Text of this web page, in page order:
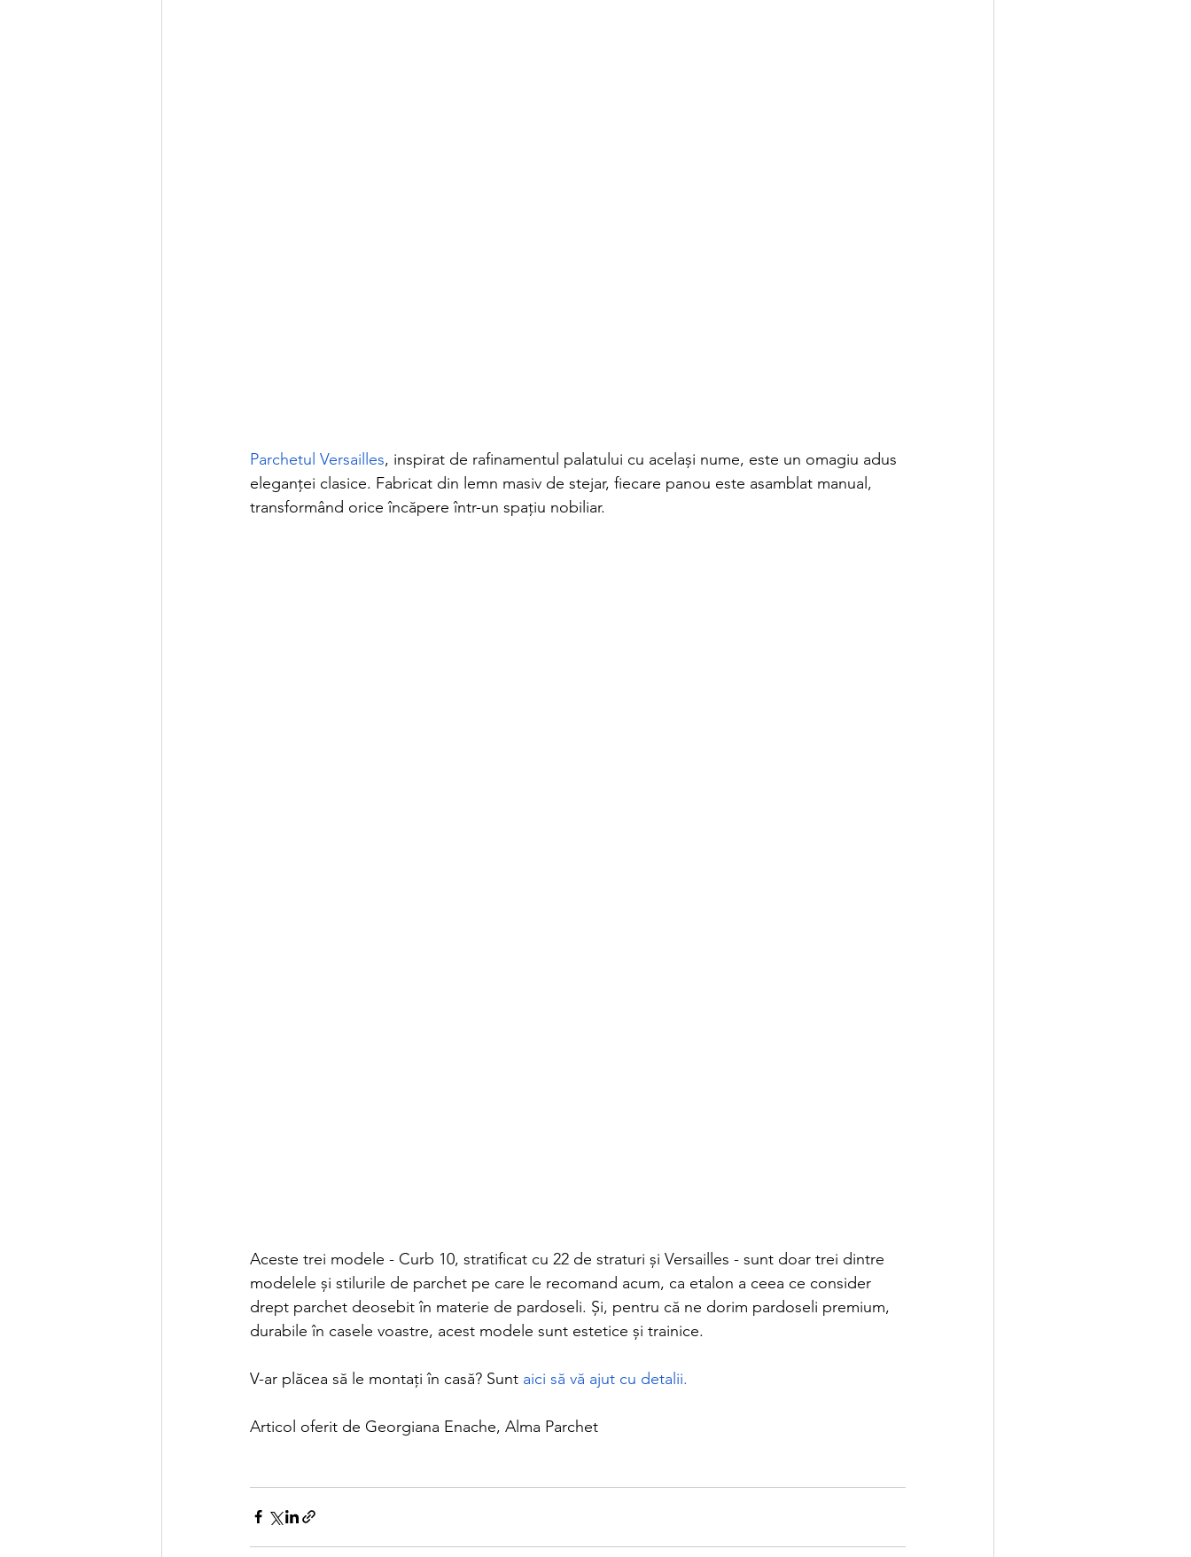
Parchetul Versailles, inspirat de rafinamentul palatului cu același nume, este un omagiu adus
eleganței clasice. Fabricat din lemn masiv de stejar, fiecare panou este asamblat manual,
transformând orice încăpere într-un spațiu nobiliar.
Aceste trei modele - Curb 10, stratificat cu 22 de straturi și Versailles - sunt doar trei dintre
modelele și stilurile de parchet pe care le recomand acum, ca etalon a ceea ce consider
drept parchet deosebit în materie de pardoseli. Și, pentru că ne dorim pardoseli premium,
durabile în casele voastre, acest modele sunt estetice și trainice.
V-ar plăcea să le montați în casă? Sunt aici să vă ajut cu detalii.
Articol oferit de Georgiana Enache, Alma Parchet